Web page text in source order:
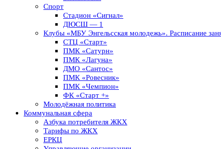
Спорт
Стадион «Сигнал»
ДЮСШ — 1
Клубы «МБУ Энгельсская молодежь». Расписание
СТЦ «Старт»
ПМК «Сатурн»
ПМК «Лагуна»
ДМО «Сантос»
ПМК «Ровесник»
ПМК «Чемпион»
ФК «Старт +»
Молодёжная политика
Коммунальная сфера
Азбука потребителя ЖКХ
Тарифы по ЖКХ
ЕРКЦ